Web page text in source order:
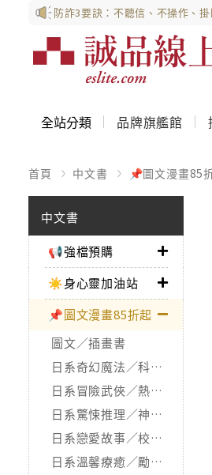
防詐3要訣：不聽信、不操作、
全站分類 品牌旗艦館
首頁 中文書 📌圖文漫畫85
中文書
📢強檔預購
☀️身心靈加油站
📌圖文漫畫85折起
圖文／插畫書
日系奇幻魔法／科幻冒險
日系冒險武俠／熱血運動
日系驚悚推理／神怪靈異
日系戀愛故事／校園青春
日系溫馨療癒／勵志搞笑